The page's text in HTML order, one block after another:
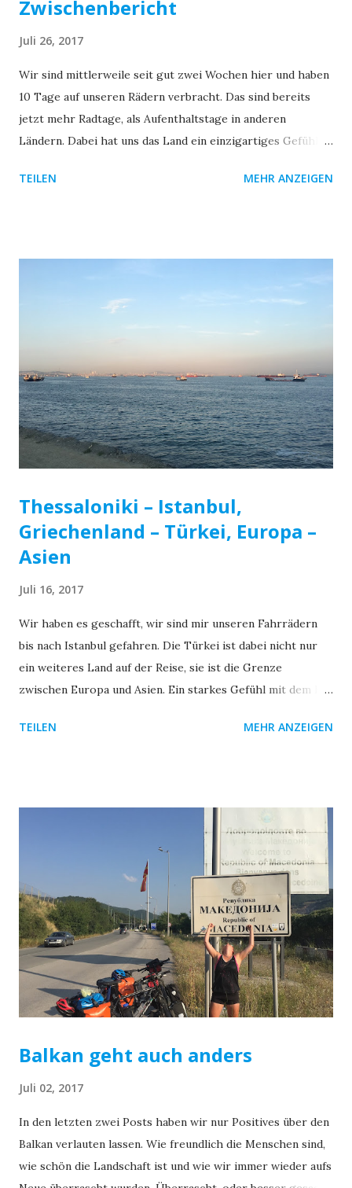
Zwischenbericht
Juli 26, 2017
Wir sind mittlerweile seit gut zwei Wochen hier und haben
10 Tage auf unseren Rädern verbracht. Das sind bereits
jetzt mehr Radtage, als Aufenthaltstage in anderen
Ländern. Dabei hat uns das Land ein einzigartiges Gefühl
beginnt mit unserer Ausfahrt aus Istanbul. Um dem dichten
Abschiedsfoto mit der Hostelcrew vom Second Home in
Istanbul Die D100 ist „die Straße“ in der gesamten Türkei.
Sie führt von West nach Ost und verbindet das europäische,
mit asiatischen Ende der Türkei. Auf ihr sind wir bereits,
wie so viele andere Radler auch, nach Istanbul eingefahren.
Auf ihr wollen wir, wie so viele andere Radler auch, weiter
in Richtung Iran. Das die D100 von so vielen Radreisenden
genutzt wird hat einen Grund. ...
TEILEN MEHR ANZEIGEN
Thessaloniki – Istanbul,
Griechenland – Türkei, Europa –
Asien
Juli 16, 2017
Wir haben es geschafft, wir sind mir unseren Fahrrädern
bis nach Istanbul gefahren. Die Türkei ist dabei nicht nur
ein weiteres Land auf der Reise, sie ist die Grenze
zwischen Europa und Asien. Ein starkes Gefühl mit dem Rad
Eindrücke von Istanbul Direkt bei unserer Ausfahrt aus
sind per Bus und ihren Rädern im Gepäck nach Epanomi
gefahren. Nun radeln sie zurück in ihre Heimat, Sombor in
Serbien. Wir fahren gemeinsam bis Thessaloniki,
beschließen den Abend gemeinsam zu verbringen und
quartieren uns alle samt im gleichen Hostel ein. Im
Anschluss gehen wir essen und trinken. Für die Zwei geht
es am nächsten Morgen weiter in die Richtung aus der wir
gekommen sind. Für uns, natürlich, in Richtung Osten. Die
Jungs von Veloart aus Serbien Bis Istanbul sind es rund
700...
TEILEN MEHR ANZEIGEN
Balkan geht auch anders
Juli 02, 2017
In den letzten zwei Posts haben wir nur Positives über den
Balkan verlauten lassen. Wie freundlich die Menschen sind,
wie schön die Landschaft ist und wie wir immer wieder aufs